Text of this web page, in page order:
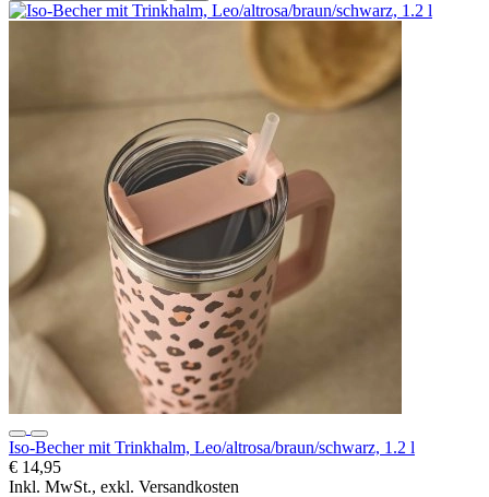
Iso-Becher mit Trinkhalm, Leo/altrosa/braun/schwarz, 1.2 l
€ 14,95
Inkl. MwSt., exkl. Versandkosten